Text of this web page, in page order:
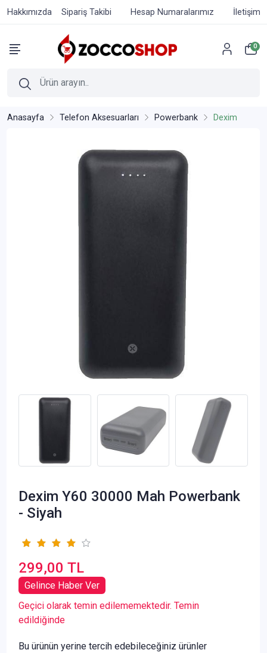
Hakkımızda Sipariş Takibi Hesap Numaralarımız İletişim
0
Anasayfa Telefon Aksesuarları Powerbank Dexim
Dexim Y60 30000 Mah Powerbank
- Siyah
299,00 TL
Gelince Haber Ver
Geçici olarak temin edilememektedir. Temin
edildiğinde
Bu ürünün yerine tercih edebileceğiniz ürünler